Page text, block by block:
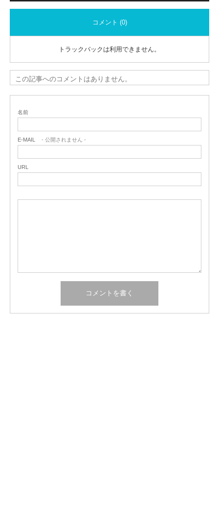
コメント (0)
トラックバックは利用できません。
この記事へのコメントはありません。
名前
E-MAIL - 公開されません -
URL